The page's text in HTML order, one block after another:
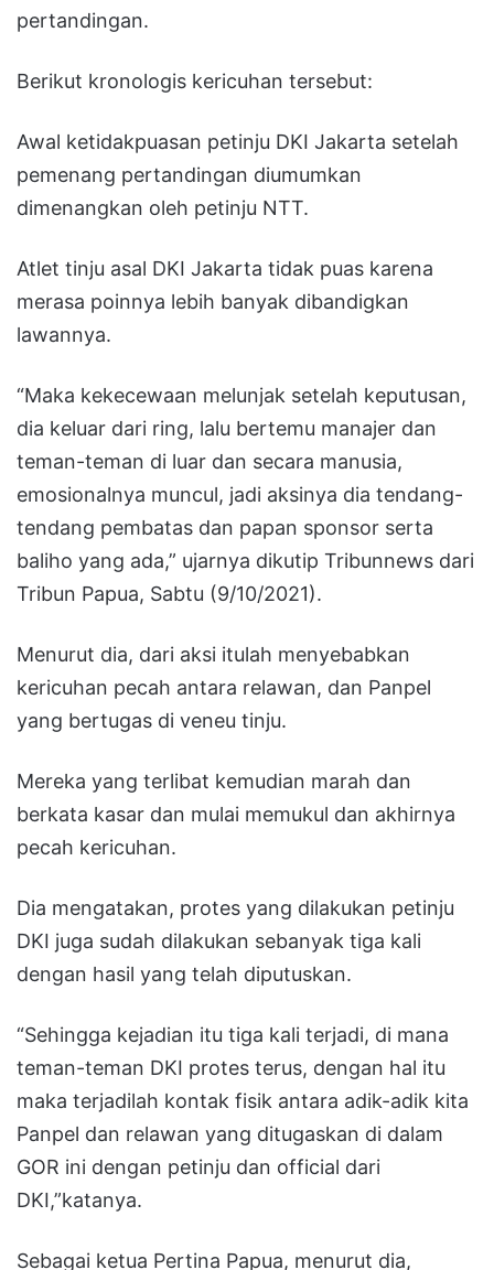
pertandingan.
Berikut kronologis kericuhan tersebut:
Awal ketidakpuasan petinju DKI Jakarta setelah
pemenang pertandingan diumumkan
dimenangkan oleh petinju NTT.
Atlet tinju asal DKI Jakarta tidak puas karena
merasa poinnya lebih banyak dibandigkan
lawannya.
“Maka kekecewaan melunjak setelah keputusan,
dia keluar dari ring, lalu bertemu manajer dan
teman-teman di luar dan secara manusia,
emosionalnya muncul, jadi aksinya dia tendang-
tendang pembatas dan papan sponsor serta
baliho yang ada,” ujarnya dikutip Tribunnews dari
Tribun Papua, Sabtu (9/10/2021).
Menurut dia, dari aksi itulah menyebabkan
kericuhan pecah antara relawan, dan Panpel
yang bertugas di veneu tinju.
Mereka yang terlibat kemudian marah dan
berkata kasar dan mulai memukul dan akhirnya
pecah kericuhan.
Dia mengatakan, protes yang dilakukan petinju
DKI juga sudah dilakukan sebanyak tiga kali
dengan hasil yang telah diputuskan.
“Sehingga kejadian itu tiga kali terjadi, di mana
teman-teman DKI protes terus, dengan hal itu
maka terjadilah kontak fisik antara adik-adik kita
Panpel dan relawan yang ditugaskan di dalam
GOR ini dengan petinju dan official dari
DKI,”katanya.
Sebagai ketua Pertina Papua, menurut dia,